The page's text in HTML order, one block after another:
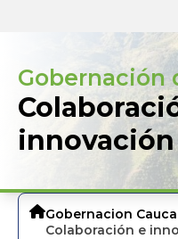
Gobernación
innovación
Gobernacion Cauca
Colaboración e